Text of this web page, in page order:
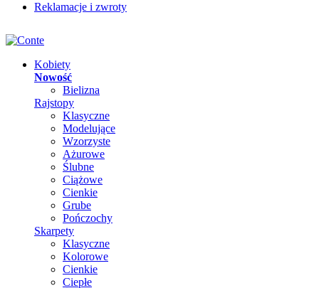
Reklamacje i zwroty
Kobiety
Nowość
Bielizna
Rajstopy
Klasyczne
Modelujące
Wzorzyste
Ażurowe
Ślubne
Ciążowe
Cienkie
Grube
Pończochy
Skarpety
Klasyczne
Kolorowe
Cienkie
Ciepłe